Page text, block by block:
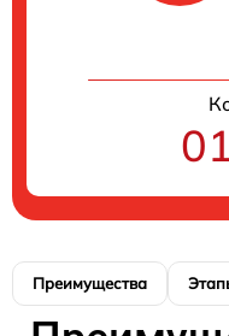
Преимущества